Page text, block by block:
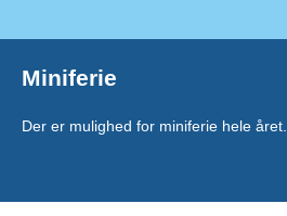
Miniferie
Der er mulighed for miniferie hele året.